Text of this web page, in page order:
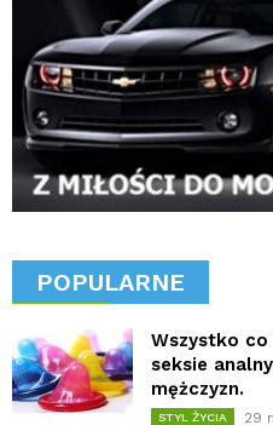
POPULARNE
Wszystko co
seksie
mężczyzn.
STYL ŻYCIA 29